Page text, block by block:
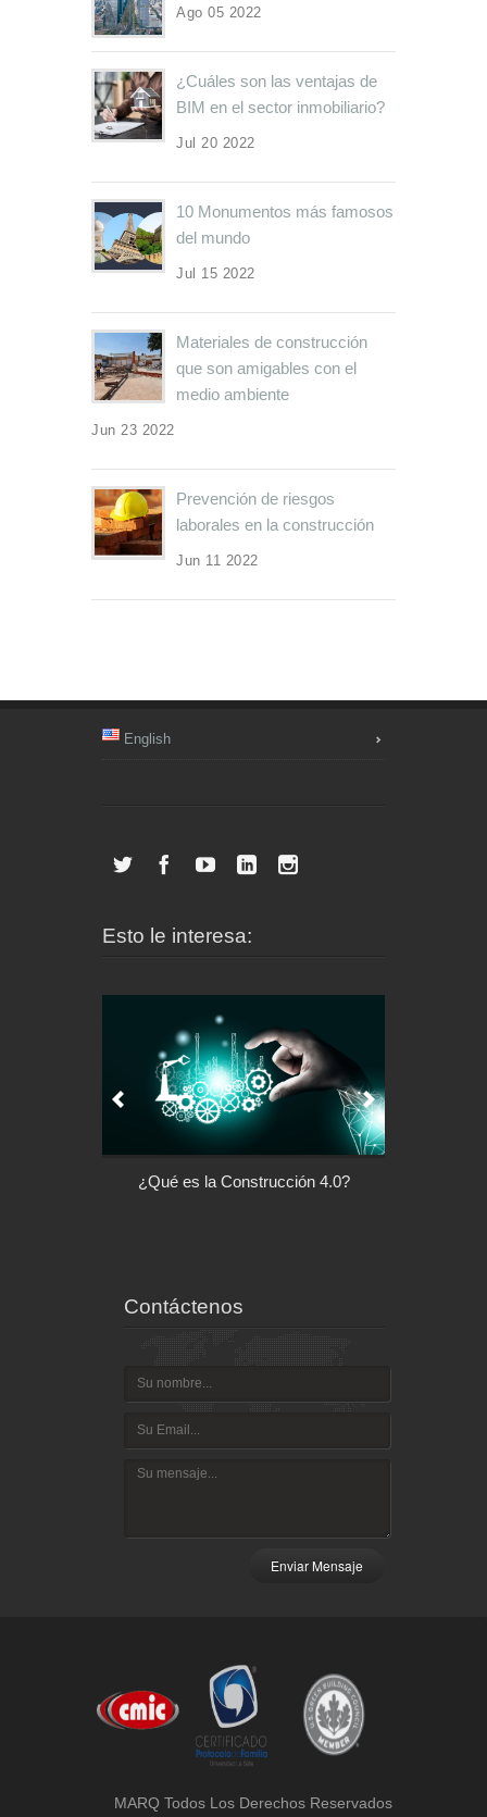
Ago 05 2022
¿Cuáles son las ventajas de
BIM en el sector inmobiliario?
Jul 20 2022
10 Monumentos más famosos
del mundo
Jul 15 2022
Materiales de construcción
que son amigables con el
medio ambiente
Jun 23 2022
Prevención de riesgos
laborales en la construcción
Jun 11 2022
English
Esto le interesa:
¿Qué es la Construcción 4.0?
Contáctenos
Enviar Mensaje
MARQ Todos Los Derechos Reservados